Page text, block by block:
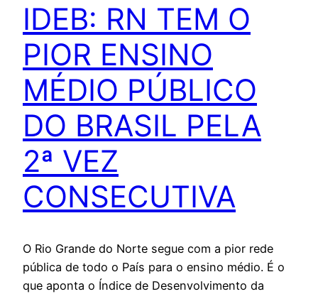
IDEB: RN TEM O
PIOR ENSINO
MÉDIO PÚBLICO
DO BRASIL PELA
2ª VEZ
CONSECUTIVA
O Rio Grande do Norte segue com a pior rede
pública de todo o País para o ensino médio. É o
que aponta o Índice de Desenvolvimento da